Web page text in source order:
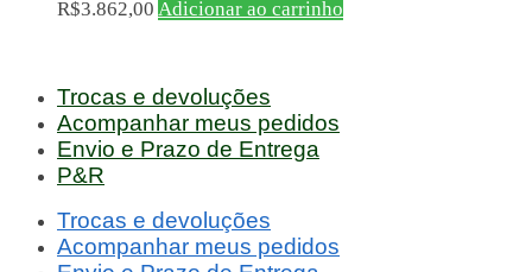
R$3.862,00 Adicionar ao carrinho
Trocas e devoluções
Acompanhar meus pedidos
Envio e Prazo de Entrega
P&R
Trocas e devoluções
Acompanhar meus pedidos